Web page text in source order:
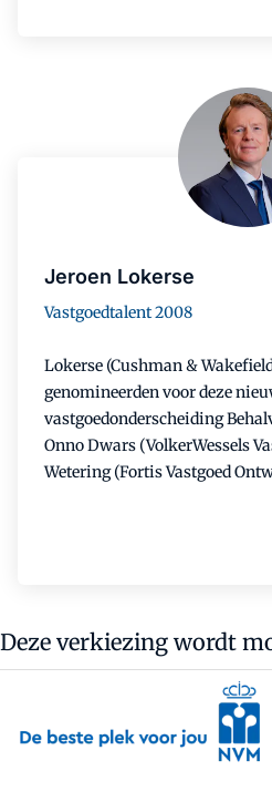
Jeroen Lokerse
Vastgoedtalent 2008
Lokerse (Cushman &
genomineerden voor deze
vastgoedonderscheiding
Onno Dwars (VolkerWessels
Wetering (Fortis Vastgoed
Deze verkiezing wordt